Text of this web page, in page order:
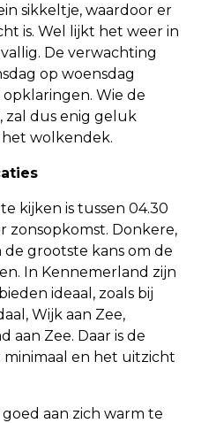
sikkeltje, waardoor er
is. Wel lijkt het weer in
De verwachting
op woensdag
Wie de
zal dus enig geluk
wolkendek.
kijken is tussen 04.30
zonsopkomst. Donkere,
grootste kans om de
In Kennemerland zijn
ideaal, zoals bij
Wijk aan Zee,
aan Zee. Daar is de
minimaal en het uitzicht
aan zich warm te